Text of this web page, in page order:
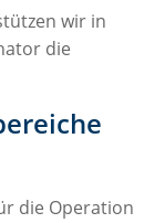
wir in
die
die Operation